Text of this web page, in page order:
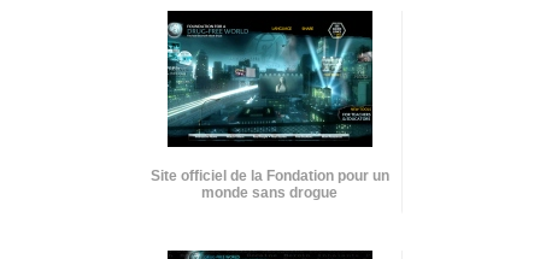
Site officiel de la Fondation pour un
monde sans drogue